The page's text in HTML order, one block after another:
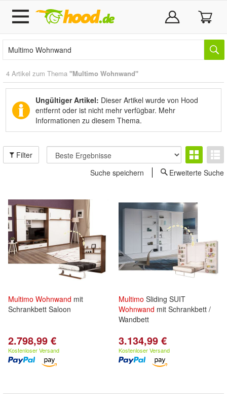
4 Artikel zum Thema "Multimo Wohnwand"
Ungültiger Artikel: Dieser Artikel wurde von Hood
entfernt oder ist nicht mehr verfügbar. Mehr
Informationen zu diesem Thema.
Filter
Suche speichern
Erweiterte Suche
Multimo Wohnwand mit
Schrankbett Saloon
2.798,99 €
Kostenloser Versand
Multimo Sliding SUIT
Wohnwand mit Schrankbett /
Wandbett
3.134,99 €
Kostenloser Versand